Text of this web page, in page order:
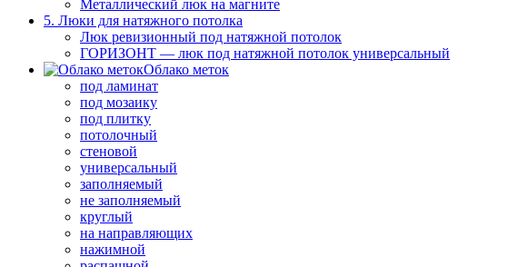
Металлический люк на магните
5. Люки для натяжного потолка
Люк ревизионный под натяжной потолок
ГОРИЗОНТ — люк под натяжной потолок универсальный
Облако меток
под ламинат
под мозаику
под плитку
потолочный
стеновой
универсальный
заполняемый
не заполняемый
круглый
на направляющих
нажимной